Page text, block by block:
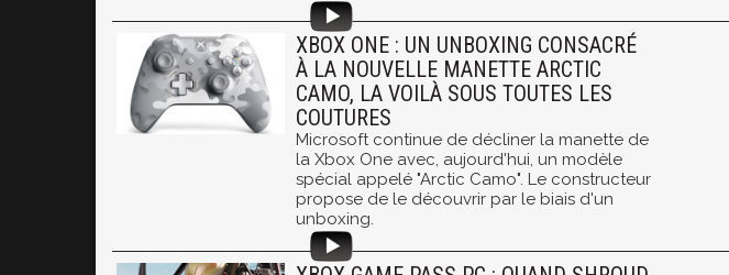
XBOX ONE : UN UNBOXING CONSACRÉ
À LA NOUVELLE MANETTE ARCTIC
CAMO, LA VOILÀ SOUS TOUTES LES
COUTURES
Microsoft continue de décliner la manette de
la Xbox One avec, aujourd'hui, un modèle
spécial appelé "Arctic Camo". Le constructeur
propose de le découvrir par le biais d'un
unboxing.